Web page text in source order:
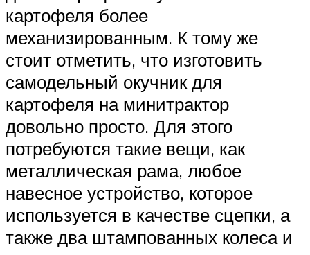
картофеля более
механизированным. К тому же
стоит отметить, что изготовить
самодельный окучник для
картофеля на минитрактор
довольно просто. Для этого
потребуются такие вещи, как
металлическая рама, любое
навесное устройство, которое
используется в качестве сцепки, а
также два штампованных колеса и